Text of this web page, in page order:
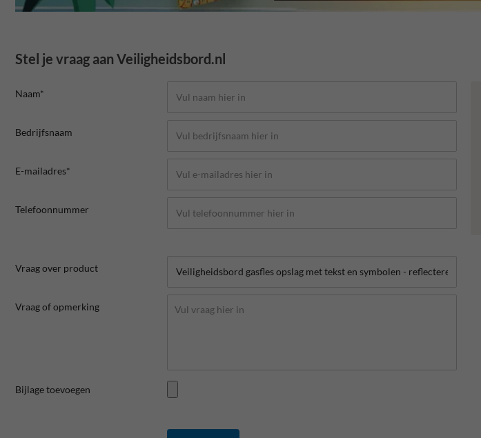
Stel je vraag aan Veiligheidsbord.nl
Naam*
Bedrijfsnaam
E-mailadres*
Telefoonnummer
Vraag over product
Vraag of opmerking
Bijlage toevoegen